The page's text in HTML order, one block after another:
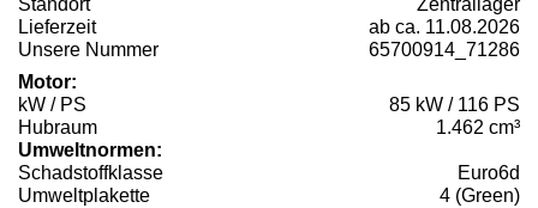
Standort
Zentrallager
Lieferzeit
ab ca. 11.08.2026
Unsere Nummer
65700914_71286
Motor:
kW / PS
85 kW / 116 PS
Hubraum
1.462 cm³
Umweltnormen:
Schadstoffklasse
Euro6d
Umweltplakette
4 (Green)